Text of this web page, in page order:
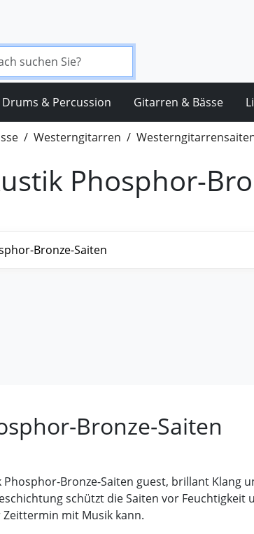
Drums & Percussion Gitarren & Bässe
Westerngitarren
Phosphor-
Bronze-Saiten
Phosphor-Bronze-Saiten guest, brillant Klang
schützt die Saiten vor Feuchtigkeit
mit Musik kann.